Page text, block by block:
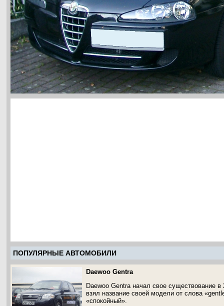
ПОПУЛЯРНЫЕ АВТОМОБИЛИ
Daewoo Gentra
Daewoo Gentra начал свое существование
взял название своей модели от слова
«спокойный».